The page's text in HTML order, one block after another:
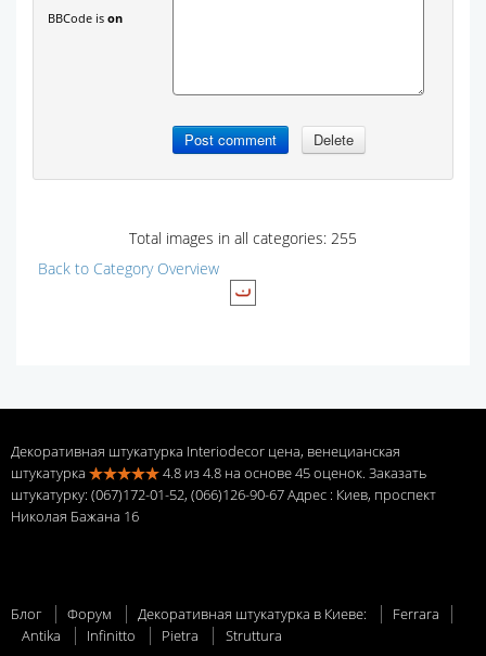
BBCode ison
Total images in all categories: 255
Back to Category Overview
Декоративная штукатурка Interiodecor цена, венецианская
штукатурка
4.8 из4.8 на основе45оценок. Заказать
штукатурку: (067)172-01-52, (066)126-90-67 Адрес : Киев, проспект
Николая Бажана 16
Блог Форум Декоративная штукатурка в Киеве:
Ferrara
Antika
Infinitto Pietra Struttura